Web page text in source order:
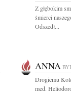
Z głębokim
śmierci
Odszedł...
ANNA
Drogiemu
med.